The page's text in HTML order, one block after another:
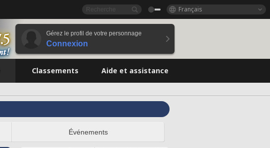
Français
Gérez le profil de votre personnage
Connexion
Classements Aide et assistance
Événements